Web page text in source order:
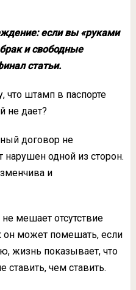
если вы «руками
и свободные
статьи.
что штамп в паспорте
не дает?
договор не
нарушен одной из сторон.
и
мешает отсутствие
он может помешать, если
жизнь показывает, что
ставить, чем ставить.